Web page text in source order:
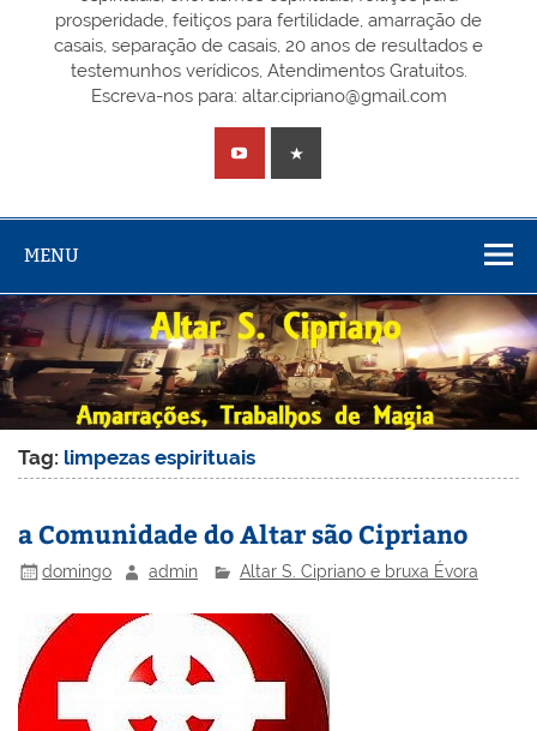
prosperidade, feitiços para fertilidade, amarração de
casais, separação de casais, 20 anos de resultados e
testemunhos verídicos, Atendimentos Gratuitos.
Escreva-nos para: altar.cipriano@gmail.com
MENU
Tag: limpezas espirituais
a Comunidade do Altar são Cipriano
domingo admin Altar S. Cipriano e bruxa Évora